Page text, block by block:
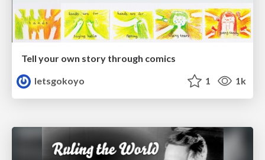
Tell your own story through comics
letsgokoyo
1 1k